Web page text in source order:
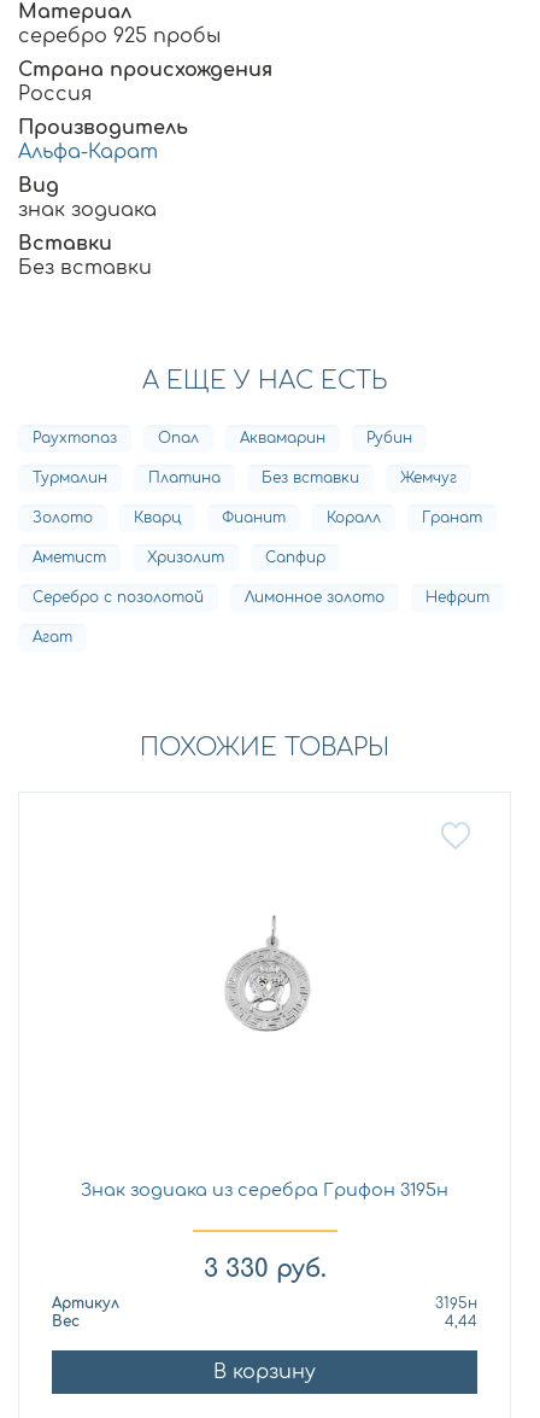
Материал
серебро 925 пробы
Страна происхождения
Россия
Производитель
Альфа-Карат
Вид
знак зодиака
Вставки
Без вставки
А ЕЩЕ У НАС ЕСТЬ
Раухтопаз Опал Аквамарин Рубин
Турмалин Платина Без вставки Жемчуг
Золото Кварц Фианит Коралл Гранат
Аметист Хризолит Сапфир
Серебро с позолотой Лимонное золото Нефрит
Агат
ПОХОЖИЕ ТОВАРЫ
Знак зодиака из серебра Грифон 3195н
3 330 руб.
Артикул
3195н
Вес
4,44
В корзину